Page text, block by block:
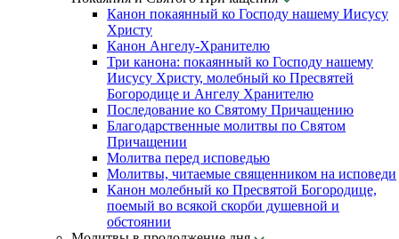
Канон покаянный ко Господу нашему Иисусу
Христу
Канон Ангелу-Хранителю
Три канона: покаянный ко Господу нашему
Иисусу Христу, молебный ко Пресвятей
Богородице и Ангелу Хранителю
Последование ко Святому Причащению
Благодарственные молитвы по Святом
Причащении
Молитва перед исповедью
Молитвы, читаемые священником на исповеди
Канон молебный ко Пресвятой Богородице,
поемый во всякой скорби душевной и
обстоянии